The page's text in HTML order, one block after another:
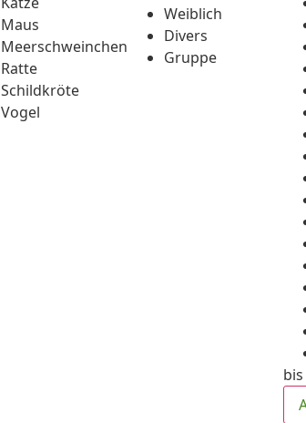
Maus
Meerschweinchen
Ratte
Schildkröte
Vogel
Weiblich
Divers
Gruppe
bis